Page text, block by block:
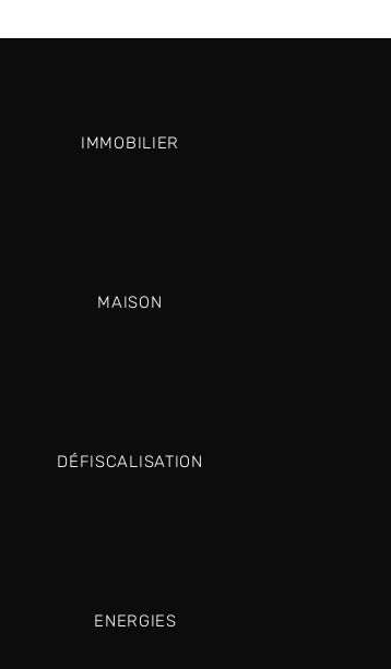
IMMOBILIER
MAISON
DÉFISCALISATION
ENERGIES